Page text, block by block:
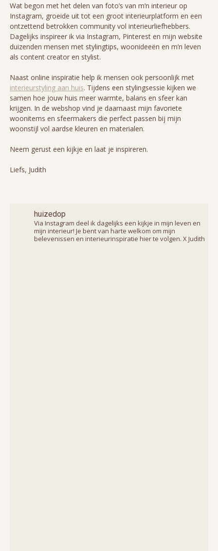
Wat begon met het delen van foto’s van m’n interieur op
Instagram, groeide uit tot een groot interieurplatform en een
ontzettend betrokken community vol interieurliefhebbers.
Dagelijks inspireer ik via Instagram, Pinterest en mijn website
duizenden mensen met stylingtips, woonideeën en m’n leven
als content creator en stylist.
Naast online inspiratie help ik mensen ook persoonlijk met
interieurstyling aan huis. Tijdens een stylingsessie kijken we
samen hoe jouw huis meer warmte, balans en sfeer kan
krijgen. In de webshop vind je daarnaast mijn favoriete
woonitems en sfeermakers die perfect passen bij mijn
woonstijl vol aardse kleuren en materialen.
Neem gerust een kijkje en laat je inspireren.
Liefs, Judith
huizedop
Via Instagram deel ik dagelijks een kijkje in mijn leven en
mijn interieur! Je bent van harte welkom om mijn
belevenissen en interieurinspiratie hier te volgen. X Judith